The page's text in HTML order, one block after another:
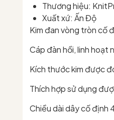
Thương hiệu:
Xuất xứ: Ấn Độ
Kim đan vòng tròn cố
Cáp đàn hồi, linh hoạt
Kích thước kim được
Thích hợp sử dụng
Chiều dài dây cố định